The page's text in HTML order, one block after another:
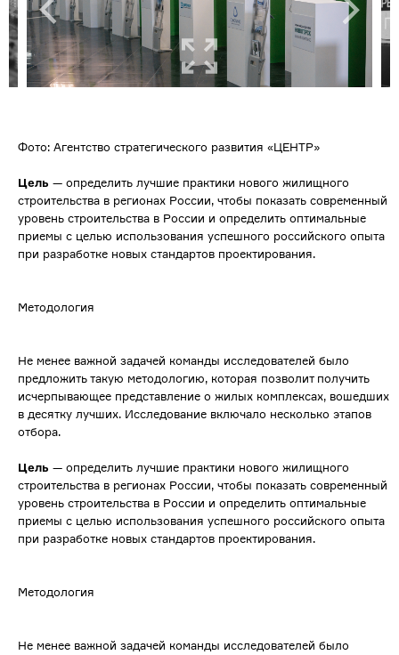
Фото: Агентство стратегического развития «ЦЕНТР»
Цель — определить лучшие практики нового жилищного
строительства в регионах России, чтобы показать современный
уровень строительства в России и определить оптимальные
приемы с целью использования успешного российского опыта
при разработке новых стандартов проектирования.
Методология
Не менее важной задачей команды исследователей было
предложить такую методологию, которая позволит получить
исчерпывающее представление о жилых комплексах, вошедших
в десятку лучших. Исследование включало несколько этапов
отбора.
Цель — определить лучшие практики нового жилищного
строительства в регионах России, чтобы показать современный
уровень строительства в России и определить оптимальные
приемы с целью использования успешного российского опыта
при разработке новых стандартов проектирования.
Методология
Не менее важной задачей команды исследователей было